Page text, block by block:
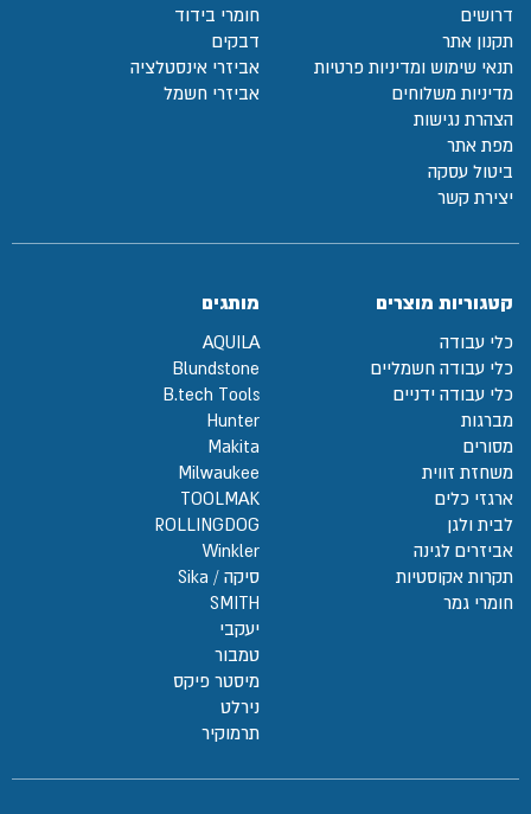
דרושים
תקנון אתר
תנאי שימוש ומדיניות פרטיות
מדיניות משלוחים
הצהרת נגישות
מפת אתר
ביטול עסקה
יצירת קשר
חומרי בידוד
דבקים
אביזרי אינסטלציה
אביזרי חשמל
קטגוריות מוצרים
כלי עבודה
כלי עבודה חשמליים
כלי עבודה ידניים
מברגות
מסורים
משחזת זווית
ארגזי כלים
לבית ולגן
אביזרים לגינה
תקרות אקוסטיות
חומרי גמר
מותגים
AQUILA
Blundstone
B.tech Tools
Hunter
Makita
Milwaukee
TOOLMAK
ROLLINGDOG
Winkler
סיקה / Sika
SMITH
יעקבי
טמבור
מיסטר פיקס
נירלט
תרמוקיר